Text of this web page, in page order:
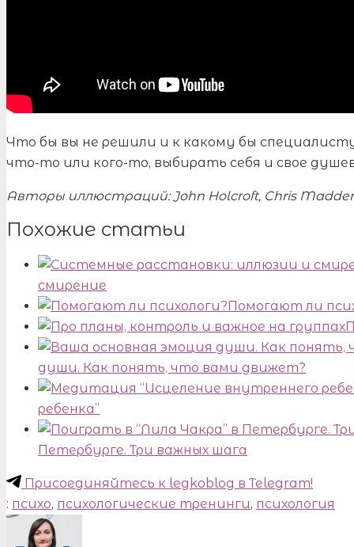
Что бы вы не решили и к какому бы
что-то или кого-то, выбирать себя и свое
Авторы иллюстраций: John Holcroft, Chris
Похожие статьи
смирение
Помогают ли
души. Как понять, что вами движет?
ребенка”
Петербурге. Три важных шага
Присоединяйтесь к legkoblog в Telegram!
: психо, психологические тренинги, психология